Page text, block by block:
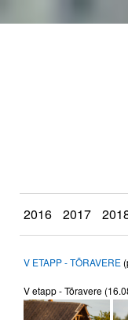
2016 2017
V ETAPP - TÕRAVERE
V etapp - Tõravere